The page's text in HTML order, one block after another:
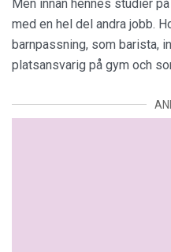
Men innan hennes studier
med en hel del andra jobb.
barnpassning, som barista,
platsansvarig på gym och